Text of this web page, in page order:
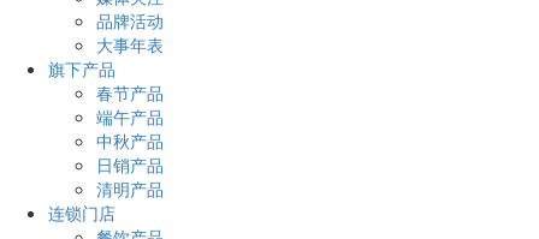
品牌活动
大事年表
旗下产品
春节产品
端午产品
中秋产品
日销产品
清明产品
连锁门店